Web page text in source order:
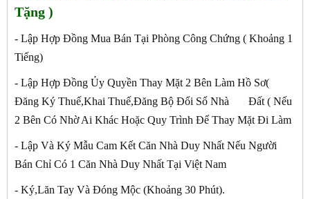
Tặng )
- Lập Hợp Đồng Mua Bán Tại Phòng Công Chứng ( Khoảng 1
Tiếng)
- Lập Hợp Đồng Ủy Quyền Thay Mặt 2 Bên Làm Hồ Sơ(
Đăng Ký Thuế,Khai Thuế,Đăng Bộ Đổi Sổ Nhà Đất ( Nếu
2 Bên Có Nhờ Ai Khác Hoặc Quy Trình Để Thay Mặt Đi Làm
- Lập Và Ký Mẫu Cam Kết Căn Nhà Duy Nhất Nếu Người
Bán Chỉ Có 1 Căn Nhà Duy Nhất Tại Việt Nam
- Ký,Lăn Tay Và Đóng Mộc (Khoảng 30 Phút).